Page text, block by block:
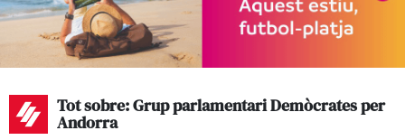
Tot sobre: Grup parlamentari Demòcrates per
Andorra